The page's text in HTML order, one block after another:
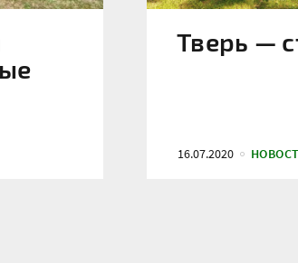
Тверь —
16.07.2020